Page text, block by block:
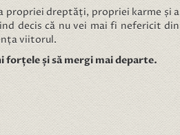
propriei dreptăți, propriei karme și a
decis că nu vei mai fi nefericit din
viitorul.
forțele și să mergi mai departe.